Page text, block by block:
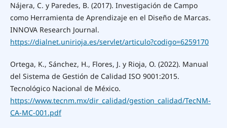
Nájera, C. y Paredes, B. (2017). Investigación de Campo
como Herramienta de Aprendizaje en el Diseño de Marcas.
INNOVA Research Journal.
https://dialnet.unirioja.es/servlet/articulo?codigo=6259170
Ortega, K., Sánchez, H., Flores, J. y Rioja, O. (2022). Manual
del Sistema de Gestión de Calidad ISO 9001:2015.
Tecnológico Nacional de México.
https://www.tecnm.mx/dir_calidad/gestion_calidad/TecNM-
CA-MC-001.pdf